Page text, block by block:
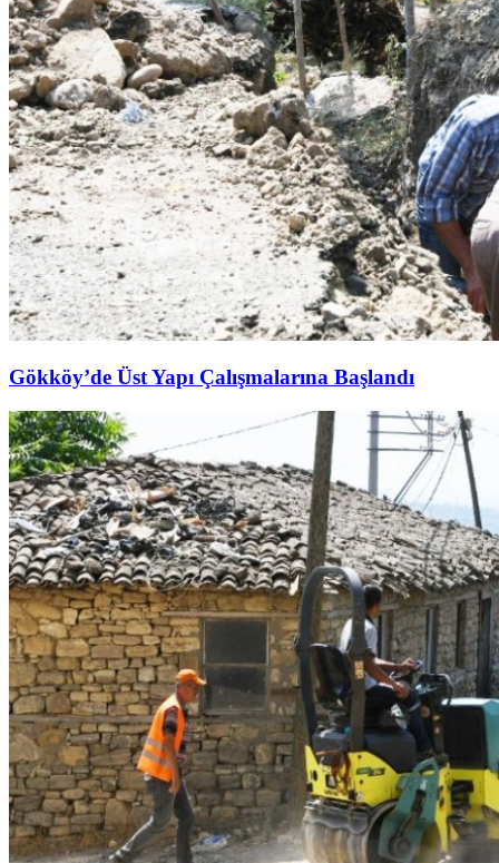
Gökköy’de Üst Yapı Çalışmalarına Başlandı